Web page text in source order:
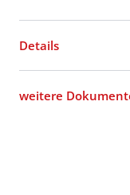
Details
weitere